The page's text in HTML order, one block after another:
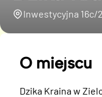
Inwestycyjna 16c/
O miejscu
Dzika Kraina w